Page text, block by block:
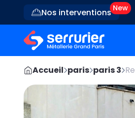
Nos interventions
Accueil paris paris 3